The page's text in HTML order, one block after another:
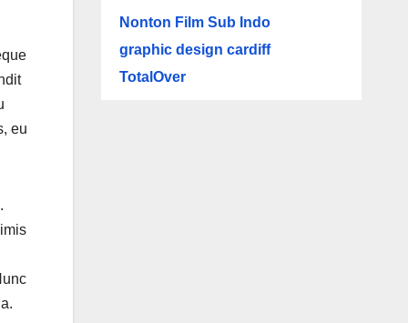
eu
Nonton Film Sub Indo
graphic design cardiff
TotalOver